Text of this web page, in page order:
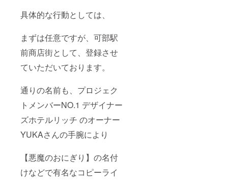
具体的な行動としては、
まずは任意ですが、可部駅
前商店街として、登録させ
ていただいております。
通りの名前も、プロジェク
トメンバーNO.1 デザイナー
ズホテルリッチ のオーナー
YUKAさんの手腕により
【悪魔のおにぎり】の名付
けなどで有名なコピーライ